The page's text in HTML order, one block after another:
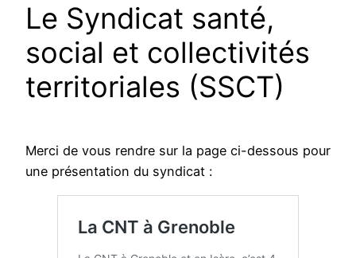
Le Syndicat santé,
social et collectivités
territoriales (SSCT)
Merci de vous rendre sur la page ci-dessous pour
une présentation du syndicat :